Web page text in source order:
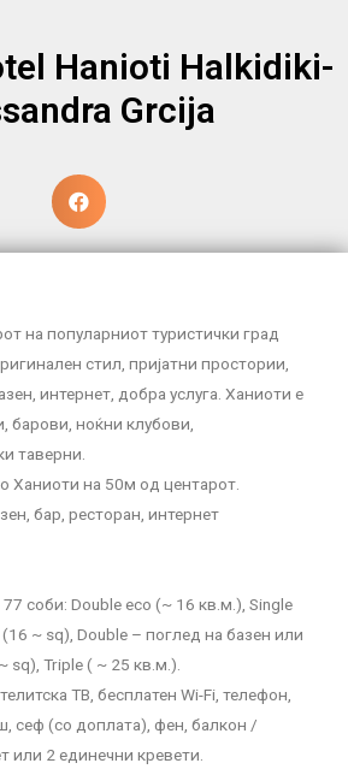
Hanioti Halkidiki-
Grcija
на популарниот туристички град
стил, пријатни простории,
интернет, добра услуга. Ханиоти е
барови, ноќни клубови,
таверни.
Ханиоти на 50м од центарот.
бар, ресторан, интернет
соби: Double eco (~ 16 кв.м.), Single
~ sq), Double – поглед на базен или
sq), Triple ( ~ 25 кв.м.).
ТВ, бесплатен Wi-Fi, телефон,
сеф (со доплата), фен, балкон /
или 2 единечни кревети.